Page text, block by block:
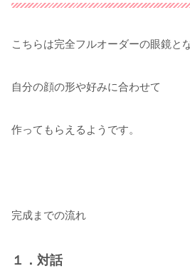
こちらは完全フルオーダーの眼鏡と
自分の顔の形や好みに合わせて
作ってもらえるようです。
完成までの流れ
１．対話